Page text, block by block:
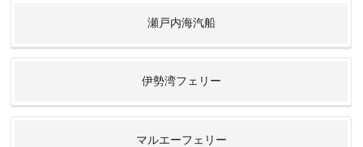
瀬戸内海汽船
伊勢湾フェリー
マルエーフェリー